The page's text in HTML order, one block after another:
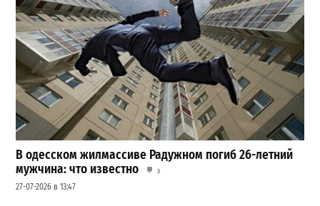
В одесском жилмассиве Радужном погиб 26-летний
мужчина: что известно
3
27-07-2026 в 13:47